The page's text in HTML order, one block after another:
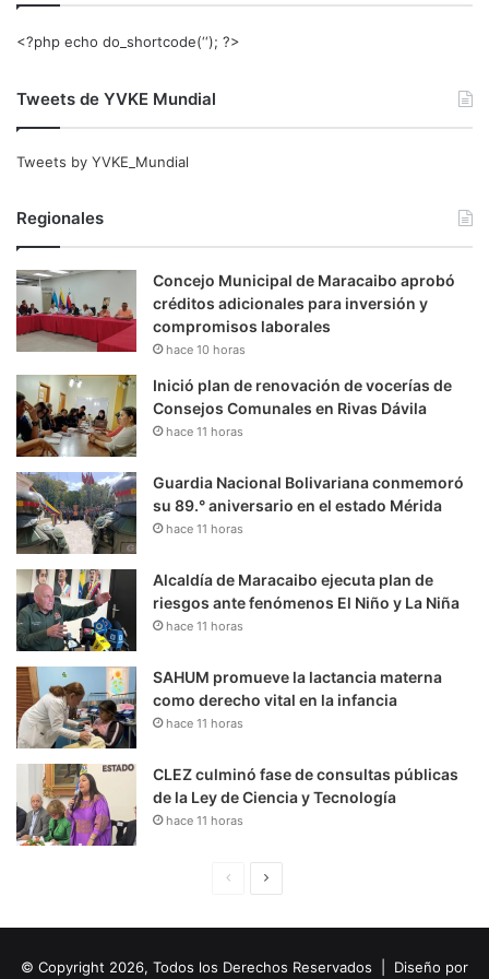
<?php echo do_shortcode(‘‘); ?>
Tweets de YVKE Mundial
Tweets by YVKE_Mundial
Regionales
Concejo Municipal de Maracaibo aprobó
créditos adicionales para inversión y
compromisos laborales
hace 10 horas
Inició plan de renovación de vocerías de
Consejos Comunales en Rivas Dávila
hace 11 horas
Guardia Nacional Bolivariana conmemoró
su 89.° aniversario en el estado Mérida
hace 11 horas
Alcaldía de Maracaibo ejecuta plan de
riesgos ante fenómenos El Niño y La Niña
hace 11 horas
SAHUM promueve la lactancia materna
como derecho vital en la infancia
hace 11 horas
CLEZ culminó fase de consultas públicas
de la Ley de Ciencia y Tecnología
hace 11 horas
i
u
© Copyright 2026, Todos los Derechos Reservados | Diseño por